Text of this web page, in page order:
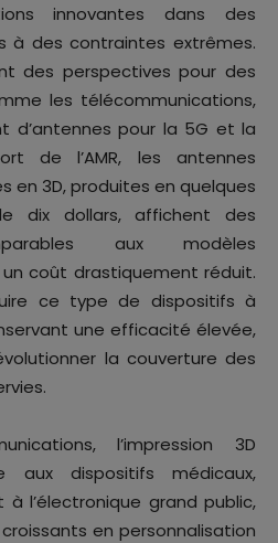
innovantes dans des
à des contraintes extrêmes.
des perspectives pour des
les télécommunications,
d’antennes pour la 5G et la
de l’AMR, les antennes
en 3D, produites en quelques
dix dollars, affichent des
aux modèles
coût drastiquement réduit.
ce type de dispositifs à
une efficacité élevée,
la couverture des
l’impression 3D
aux dispositifs médicaux,
l’électronique grand public,
en personnalisation